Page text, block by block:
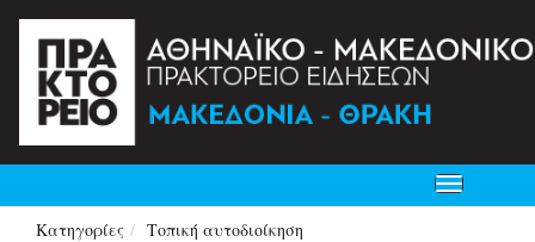
Toggle
navigation
Κατηγορίες
Τοπική αυτοδιοίκηση